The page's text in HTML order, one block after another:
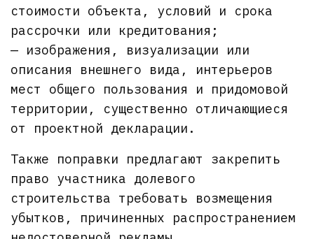
стоимости объекта, условий и срока
рассрочки или кредитования;
— изображения, визуализации или
описания внешнего вида, интерьеров
мест общего пользования и придомовой
территории, существенно отличающиеся
от проектной декларации.
Также поправки предлагают закрепить
право участника долевого
строительства требовать возмещения
убытков, причиненных распространением